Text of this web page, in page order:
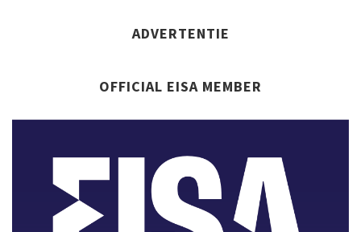
ADVERTENTIE
OFFICIAL EISA MEMBER